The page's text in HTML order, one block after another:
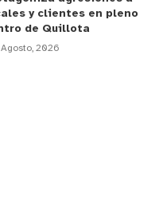
de reparación
la capacidad
Limache–Puerto
las faenas
y clientes en pleno
de Quillota
Agosto, 2026